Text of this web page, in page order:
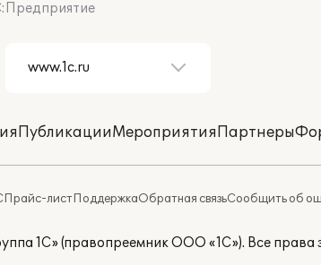
ПубликацииМероприятияПартнеры
Прайс-листПоддержкаОбратная связьСообщить об
1С» (правопреемник ООО «1С»). Все